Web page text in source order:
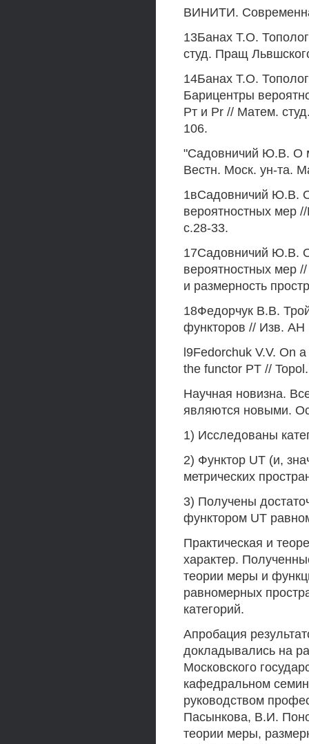
ВИНИТИ.
13Банах Т.О.
студ. Пращ
14Банах Т.О.
Барицентры
Рт и Pr // Матем.
106.
"Садовничий Ю.В. О
Вестн. Моск. ун-та.
1вСадовничий Ю.В. О
вероятностных мер
с.28-33.
17Садовничий Ю.В. О
вероятностных мер
и размерность
18Федорчук В.В.
функторов // Изв.
l9Fedorchuk V.V. On
the functor PT //
Научная новизна.
являются новыми.
1) Исследованы
2) Функтор UT (и,
метрических
3) Получены
функтором UT
Практическая и
характер.
теории меры и
равномерных
категорий.
Апробация
докладывались на
Московского
кафедральном
руководством
Пасынкова, В.И.
теории меры,